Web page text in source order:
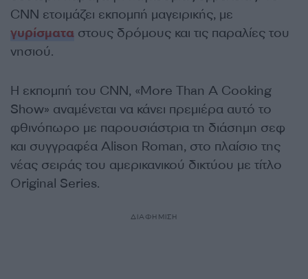
CNN ετοιμάζει εκπομπή μαγειρικής, με
γυρίσματα στους δρόμους και τις παραλίες του
νησιού.
Η εκπομπή του CNN, «More Than A Cooking
Show» αναμένεται να κάνει πρεμιέρα αυτό το
φθινόπωρο με παρουσιάστρια τη διάσημη σεφ
και συγγραφέα Alison Roman, στο πλαίσιο της
νέας σειράς του αμερικανικού δικτύου με τίτλο
Original Series.
ΔΙΑΦΗΜΙΣΗ